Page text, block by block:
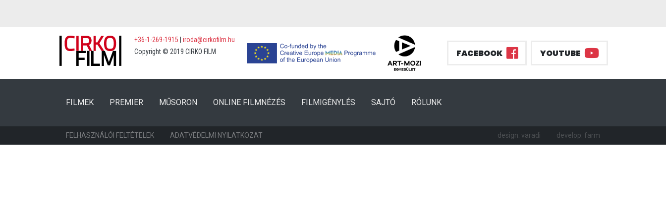
+36-1-269-1915
iroda@cirkofilm.hu
Copyright © 2019 CIRKO FILM
FACEBOOK YOUTUBE
FILMEK(CURRENT)
PREMIER (CURRENT)
MŰSORON ONLINE FILMNÉZÉS FILMIGÉNYLÉS SAJTÓ RÓLUNK
FELHASZNÁLÓI FELTÉTELEK ADATVÉDELMI NYILATKOZAT design: varadi develop: farm